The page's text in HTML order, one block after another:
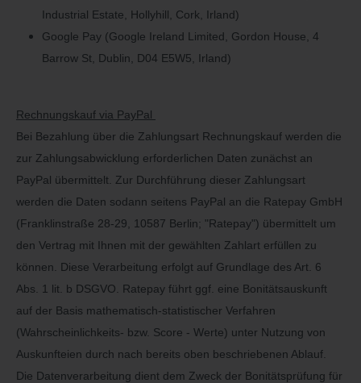
Industrial Estate, Hollyhill, Cork, Irland)
Google Pay (Google Ireland Limited, Gordon House, 4
Barrow St, Dublin, D04 E5W5, Irland)
Rechnungskauf via PayPal
Bei Bezahlung über die Zahlungsart Rechnungskauf werden die
zur Zahlungsabwicklung erforderlichen Daten zunächst an
PayPal übermittelt. Zur Durchführung dieser Zahlungsart
werden die Daten sodann seitens PayPal an die Ratepay GmbH
(Franklinstraße 28-29, 10587 Berlin; "Ratepay") übermittelt um
den Vertrag mit Ihnen mit der gewählten Zahlart erfüllen zu
können. Diese Verarbeitung erfolgt auf Grundlage des Art. 6
Abs. 1 lit. b DSGVO. Ratepay führt ggf. eine Bonitätsauskunft
auf der Basis mathematisch-statistischer Verfahren
(Wahrscheinlichkeits- bzw. Score - Werte) unter Nutzung von
Auskunfteien durch nach bereits oben beschriebenen Ablauf.
Die Datenverarbeitung dient dem Zweck der Bonitätsprüfung für